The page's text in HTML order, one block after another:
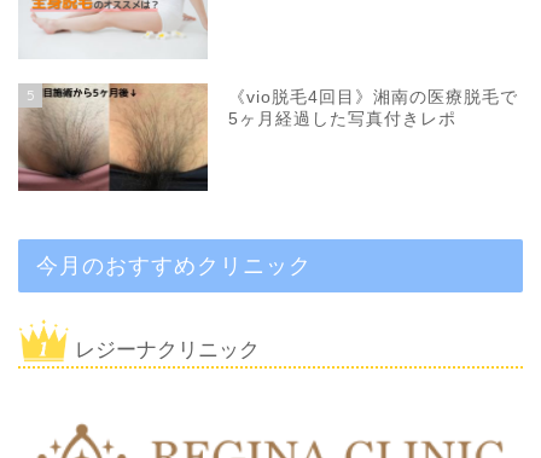
5
《vio脱毛4回目》湘南の医療脱毛で
5ヶ月経過した写真付きレポ
今月のおすすめクリニック
レジーナクリニック